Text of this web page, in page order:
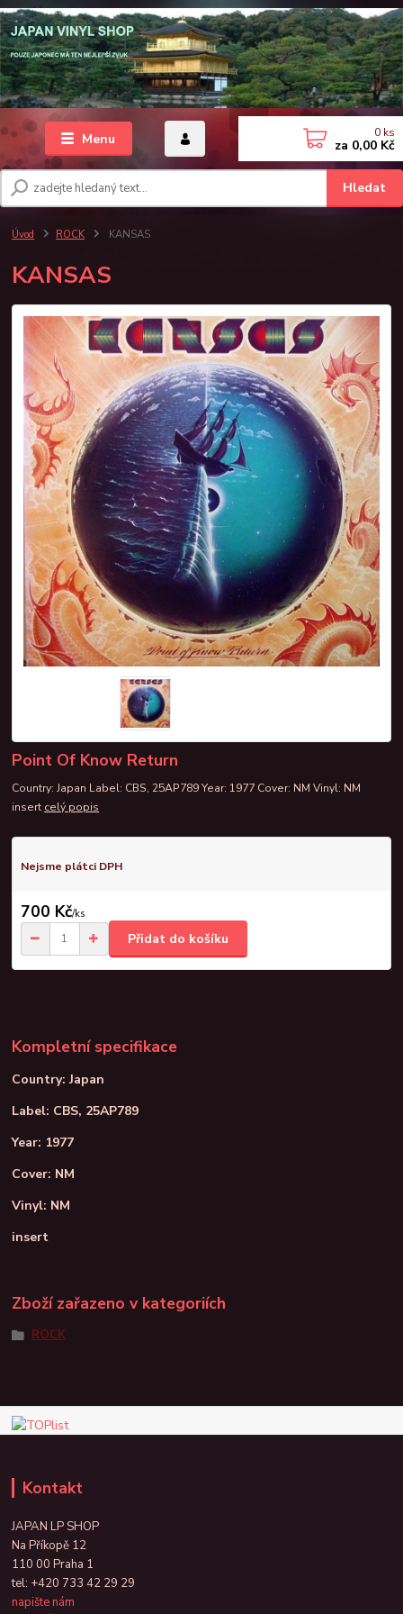
Menu
Hledat
0 ks
za 0,00 Kč
Úvod ROCK KANSAS
KANSAS
Point Of Know Return
Country: Japan Label: CBS, 25AP789 Year: 1977 Cover: NM Vinyl: NM
insert celý popis
Nejsme plátci DPH
700 Kč/ks
Přidat do košíku
Kompletní specifikace
Country: Japan
Label: CBS, 25AP789
Year: 1977
Cover: NM
Vinyl: NM
insert
Zboží zařazeno v kategoriích
ROCK
Kontakt
JAPAN LP SHOP
Na Příkopě 12
110 00 Praha 1
tel: +420 733 42 29 29
napište nám